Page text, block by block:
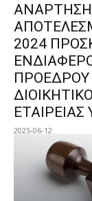
ΑΝΑΡΤΗΣΗ
2024
ΠΡΟΕΔΡΟΥ
ΕΤΑΙΡΕΙΑΣ
2025-06-12